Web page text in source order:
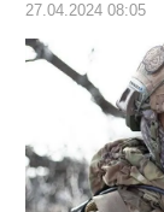
27.04.2024 08:05